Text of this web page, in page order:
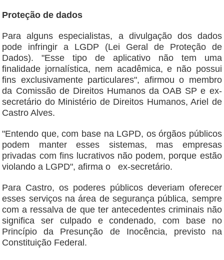
Proteção de dados
Para alguns especialistas, a divulgação dos dados
pode infringir a LGDP (Lei Geral de Proteção de
Dados). "Esse tipo de aplicativo não tem uma
finalidade jornalística, nem acadêmica, e não possui
fins exclusivamente particulares", afirmou o membro
da Comissão de Direitos Humanos da OAB SP e ex-
secretário do Ministério de Direitos Humanos, Ariel de
Castro Alves.
"Entendo que, com base na LGPD, os órgãos públicos
podem manter esses sistemas, mas empresas
privadas com fins lucrativos não podem, porque estão
violando a LGPD", afirma o ex-secretário.
Para Castro, os poderes públicos deveriam oferecer
esses serviços na área de segurança pública, sempre
com a ressalva de que ter antecedentes criminais não
significa ser culpado e condenado, com base no
Princípio da Presunção de Inocência, previsto na
Constituição Federal.